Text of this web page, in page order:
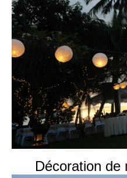
Décoration de